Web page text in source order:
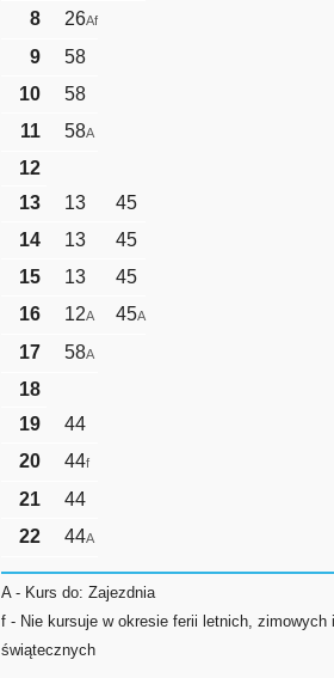
8 26Af
9
58
10
58
11
58A
12
13
13
45
14
13
45
15
13
45
16
12A 45A
17 58A
18
19
44
20
44f
21
44
22
44A
A - Kurs do: Zajezdnia
f - Nie kursuje w okresie ferii letnich, zimowych
świątecznych